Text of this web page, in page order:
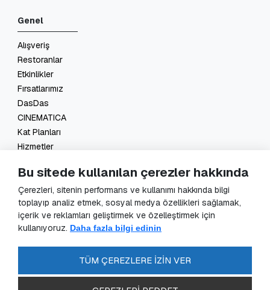
Genel
Alışveriş
Restoranlar
Etkinlikler
Fırsatlarımız
DasDas
CINEMATICA
Kat Planları
Hizmetler
KVKK Başvuru
KVKK Aydınlatma Metni
Veri Sorumlusu Başvuru Formu
Güvenlik Kameraları Aydınlatma Metni
SSS
Bu sitede kullanılan çerezler hakkında
Çerezleri, sitenin performans ve kullanımı hakkında bilgi
toplayıp analiz etmek, sosyal medya özellikleri sağlamak,
içerik ve reklamları geliştirmek ve özelleştirmek için
kullanıyoruz. Daha fazla bilgi edinin
TÜM ÇEREZLERE İZİN VER